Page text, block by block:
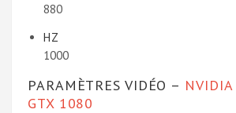
880
HZ
1000
PARAMÈTRES VIDÉO – NVIDIA
GTX 1080